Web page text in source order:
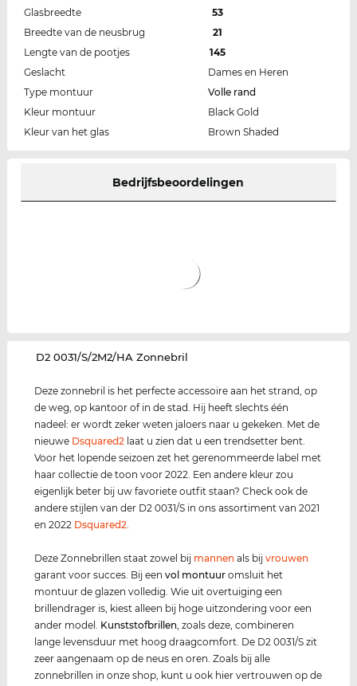
Glasbreedte
53
Breedte van de neusbrug
21
Lengte van de pootjes
145
Geslacht
Dames en Heren
Type montuur
Volle rand
Kleur montuur
Black Gold
Kleur van het glas
Brown Shaded
Bedrijfsbeoordelingen
‌D2 0031/S/2M2/HA Zonnebril
Deze zonnebril is het perfecte accessoire aan het strand, op
de weg, op kantoor of in de stad. Hij heeft slechts één
nadeel: er wordt zeker weten jaloers naar u gekeken. Met de
nieuwe Dsquared2 laat u zien dat u een trendsetter bent.
Voor het lopende seizoen zet het gerenommeerde label met
haar collectie de toon voor 2022. Een andere kleur zou
eigenlijk beter bij uw favoriete outfit staan? Check ook de
andere stijlen van der D2 0031/S in ons assortiment van 2021
en 2022 Dsquared2.
Deze Zonnebrillen staat zowel bij mannen als bijvrouwen
garant voor succes. Bij eenvol montuur omsluit het
montuur de glazen volledig. Wie uit overtuiging een
brillendrager is, kiest alleen bij hoge uitzondering voor een
ander model. Kunststofbrillen, zoals deze, combineren
lange levensduur met hoog draagcomfort. De D2 0031/S zit
zeer aangenaam op de neus en oren. Zoals bij alle
zonnebrillen in onze shop, kunt u ook hier vertrouwen op de